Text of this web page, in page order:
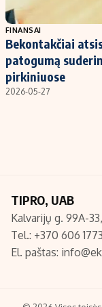
Populiarios
Investavimas
Akcijų rinka
Saulės elektrinės
Redakcija
Apie mus
Redakcijos politika
FINANSAI
Bekontakčiai
patogumą
pirkiniuose
2026-05-27
TIPRO, UAB
Kalvarijų g. 99A-
Tel.: +370 606
El. paštas: